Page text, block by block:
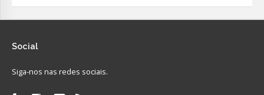
Social
Siga-nos nas redes sociais.